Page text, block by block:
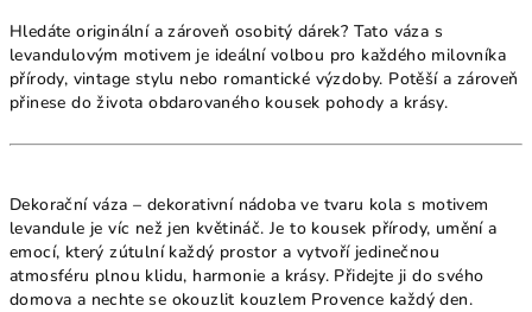
Hledáte originální a zároveň osobitý dárek? Tato váza s
levandulovým motivem je ideální volbou pro každého milovníka
přírody, vintage stylu nebo romantické výzdoby. Potěší a zároveň
přinese do života obdarovaného kousek pohody a krásy.
Dekorační váza – dekorativní nádoba ve tvaru kola s motivem
levandule je víc než jen květináč. Je to kousek přírody, umění a
emocí, který zútulní každý prostor a vytvoří jedinečnou
atmosféru plnou klidu, harmonie a krásy. Přidejte ji do svého
domova a nechte se okouzlit kouzlem Provence každý den.